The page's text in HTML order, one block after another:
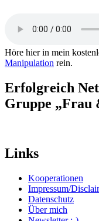
Höre hier in mein
Manipulation rein.
Erfolgreich
Gruppe „Frau
Links
Kooperationen
Impressum/
Datenschutz
Über mich